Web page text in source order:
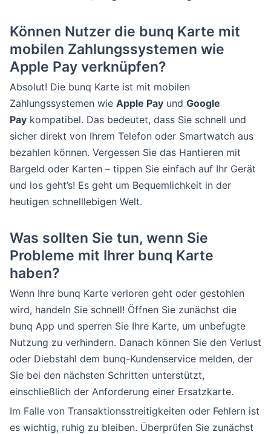
Können Nutzer die bunq Karte mit
mobilen Zahlungssystemen wie
Apple Pay verknüpfen?
Absolut! Die bunq Karte ist mit mobilen
Zahlungssystemen wie Apple Pay und Google
Pay kompatibel. Das bedeutet, dass Sie schnell und
sicher direkt von Ihrem Telefon oder Smartwatch aus
bezahlen können. Vergessen Sie das Hantieren mit
Bargeld oder Karten – tippen Sie einfach auf Ihr Gerät
und los geht’s! Es geht um Bequemlichkeit in der
heutigen schnelllebigen Welt.
Was sollten Sie tun, wenn Sie
Probleme mit Ihrer bunq Karte
haben?
Wenn Ihre bunq Karte verloren geht oder gestohlen
wird, handeln Sie schnell! Öffnen Sie zunächst die
bunq App und sperren Sie Ihre Karte, um unbefugte
Nutzung zu verhindern. Danach können Sie den Verlust
oder Diebstahl dem bunq-Kundenservice melden, der
Sie bei den nächsten Schritten unterstützt,
einschließlich der Anforderung einer Ersatzkarte.
Im Falle von Transaktionsstreitigkeiten oder Fehlern ist
es wichtig, ruhig zu bleiben. Überprüfen Sie zunächst